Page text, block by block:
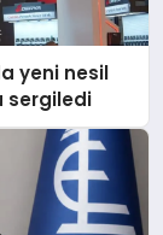
yeni nesil
sergiledi